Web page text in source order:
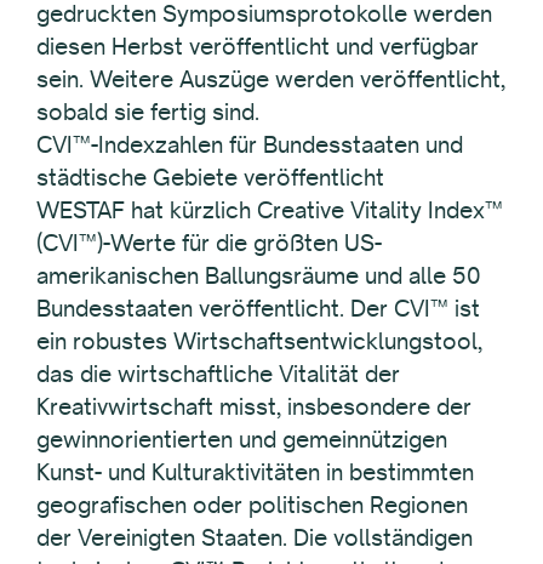
gedruckten Symposiumsprotokolle werden
diesen Herbst veröffentlicht und verfügbar
sein. Weitere Auszüge werden veröffentlicht,
sobald sie fertig sind.
CVI™-Indexzahlen für Bundesstaaten und
städtische Gebiete veröffentlicht
WESTAF hat kürzlich Creative Vitality Index™
(CVI™)-Werte für die größten US-
amerikanischen Ballungsräume und alle 50
Bundesstaaten veröffentlicht. Der CVI™ ist
ein robustes Wirtschaftsentwicklungstool,
das die wirtschaftliche Vitalität der
Kreativwirtschaft misst, insbesondere der
gewinnorientierten und gemeinnützigen
Kunst- und Kulturaktivitäten in bestimmten
geografischen oder politischen Regionen
der Vereinigten Staaten. Die vollständigen